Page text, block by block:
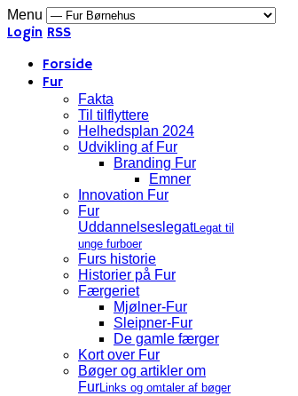
Menu
Login RSS
Forside
Fur
Fakta
Til tilflyttere
Helhedsplan 2024
Udvikling af Fur
Branding Fur
Emner
Innovation Fur
Fur
UddannelseslegatLegat til
unge furboer
Furs historie
Historier på Fur
Færgeriet
Mjølner-Fur
Sleipner-Fur
De gamle færger
Kort over Fur
Bøger og artikler om
FurLinks og omtaler af bøger